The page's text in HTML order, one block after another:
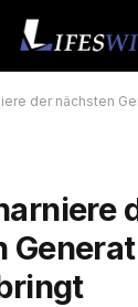
der nächsten